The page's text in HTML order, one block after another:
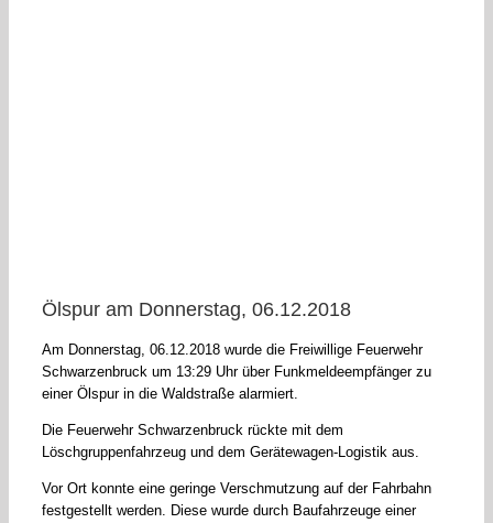
Ölspur am Donnerstag, 06.12.2018
Am Donnerstag, 06.12.2018 wurde die Freiwillige Feuerwehr
Schwarzenbruck um 13:29 Uhr über Funkmeldeempfänger zu
einer Ölspur in die Waldstraße alarmiert.
Die Feuerwehr Schwarzenbruck rückte mit dem
Löschgruppenfahrzeug und dem Gerätewagen-Logistik aus.
Vor Ort konnte eine geringe Verschmutzung auf der Fahrbahn
festgestellt werden. Diese wurde durch Baufahrzeuge einer